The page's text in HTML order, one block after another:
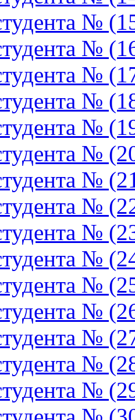
№
№
№
№
№
№
№
№
№
№
№
№
№
№
№